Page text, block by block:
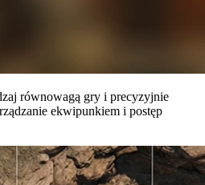
równowagą gry i precyzyjnie
ekwipunkiem i postęp